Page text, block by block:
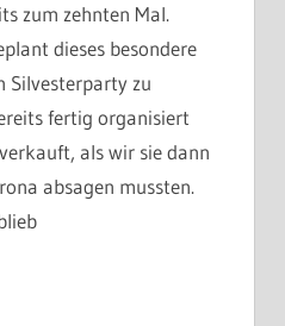
zum zehnten Mal.
dieses besondere
Silvesterparty zu
fertig organisiert
als wir sie dann
absagen mussten.